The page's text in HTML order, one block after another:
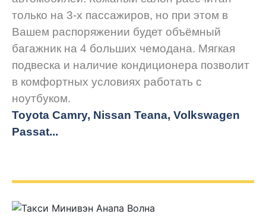
только на 3-х пассажиров, но при этом в
Вашем распоряжении будет объёмный
багажник на 4 больших чемодана. Мягкая
подвеска и наличие кондиционера позволит
в комфортных условиях работать с
ноутбуком.
Toyota Camry, Nissan Teana, Volkswagen
Passat...